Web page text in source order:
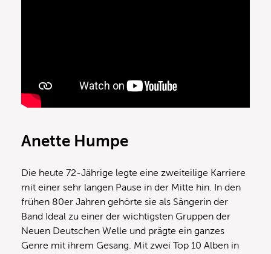
Anette Humpe
Die heute 72-Jährige legte eine zweiteilige Karriere
mit einer sehr langen Pause in der Mitte hin. In den
frühen 80er Jahren gehörte sie als Sängerin der
Band Ideal zu einer der wichtigsten Gruppen der
Neuen Deutschen Welle und prägte ein ganzes
Genre mit ihrem Gesang. Mit zwei Top 10 Alben in